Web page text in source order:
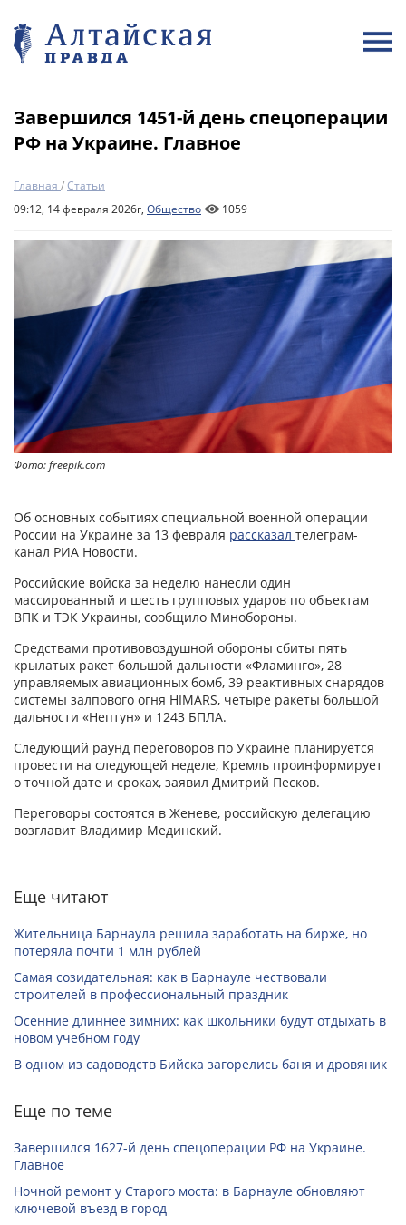
Завершился 1451-й день спецоперации
РФ на Украине. Главное
Главная /Статьи
09:12, 14 февраля 2026г, Общество 1059
Фото: freepik.com
Об основных событиях специальной военной операции
России на Украине за 13 февраля рассказал телеграм-
канал РИА Новости.
Российские войска за неделю нанесли один
массированный и шесть групповых ударов по объектам
ВПК и ТЭК Украины, сообщило Минобороны.
Средствами противовоздушной обороны сбиты пять
крылатых ракет большой дальности «Фламинго», 28
управляемых авиационных бомб, 39 реактивных снарядов
системы залпового огня HIMARS, четыре ракеты большой
дальности «Нептун» и 1243 БПЛА.
Следующий раунд переговоров по Украине планируется
провести на следующей неделе, Кремль проинформирует
о точной дате и сроках, заявил Дмитрий Песков.
Переговоры состоятся в Женеве, российскую делегацию
возглавит Владимир Мединский.
Еще читают
Жительница Барнаула решила заработать на бирже, но
потеряла почти 1 млн рублей
Самая созидательная: как в Барнауле чествовали
строителей в профессиональный праздник
Осенние длиннее зимних: как школьники будут отдыхать в
новом учебном году
В одном из садоводств Бийска загорелись баня и дровяник
Еще по теме
Завершился 1627-й день спецоперации РФ на Украине.
Главное
Ночной ремонт у Старого моста: в Барнауле обновляют
ключевой въезд в город